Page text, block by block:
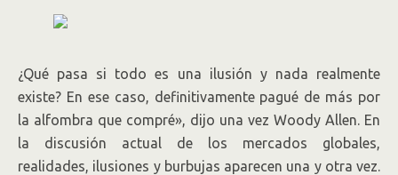
¿Qué pasa si todo es una ilusión y nada realmente
existe? En ese caso, definitivamente pagué de más por
la alfombra que compré», dijo una vez Woody Allen. En
la discusión actual de los mercados globales,
realidades, ilusiones y burbujas aparecen una y otra vez.